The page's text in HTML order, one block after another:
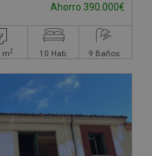
Ahorro 390.000€
m2 10 Hab. 9 Baños